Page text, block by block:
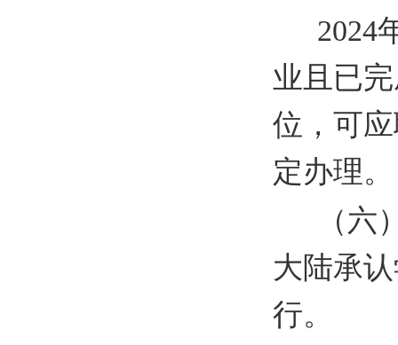
2024
业且已
位，可
定办理。
（
大陆承
行。